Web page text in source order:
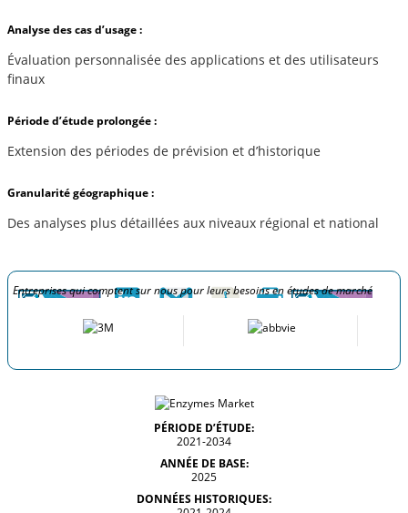
Analyse des cas d’usage :
Évaluation personnalisée des applications et des utilisateurs
finaux
Période d’étude prolongée :
Extension des périodes de prévision et d’historique
Granularité géographique :
Des analyses plus détaillées aux niveaux régional et national
Entreprises qui comptent sur nous pour leurs besoins en études de marché
PÉRIODE D’ÉTUDE:
2021-2034
ANNÉE DE BASE:
2025
DONNÉES HISTORIQUES: